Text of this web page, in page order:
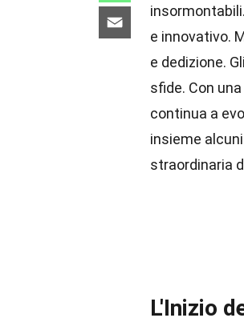
e innovativo.
e dedizione.
sfide. Con
continua a
insieme
straordinaria
L'Inizio